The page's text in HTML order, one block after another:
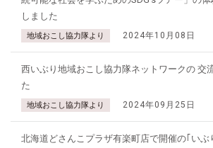
しました
地域おこし協力隊より 2024年10月08日
西いぶり地域おこし協力隊ネットワークの 交
た
地域おこし協力隊より 2024年09月25日
北海道どさんこプラザ有楽町店で開催の｢いぶ